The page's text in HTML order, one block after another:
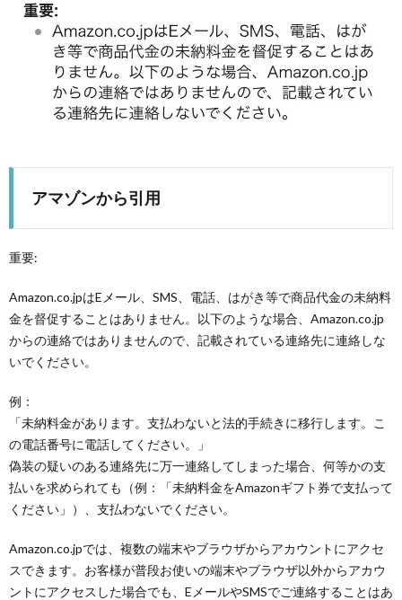
アマゾンから引用
重要:
Amazon.co.jpはEメール、SMS、電話、はがき等で商品代金の未納料
金を督促することはありません。以下のような場合、Amazon.co.jp
からの連絡ではありませんので、記載されている連絡先に連絡しな
いでください。
例：
「未納料金があります。支払わないと法的手続きに移行します。こ
の電話番号に電話してください。」
偽装の疑いのある連絡先に万一連絡してしまった場合、何等かの支
払いを求められても（例：「未納料金をAmazonギフト券で支払って
ください」）、支払わないでください。
Amazon.co.jpでは、複数の端末やブラウザからアカウントにアクセ
スできます。お客様が普段お使いの端末やブラウザ以外からアカウ
ントにアクセスした場合でも、EメールやSMSでご連絡することはあ